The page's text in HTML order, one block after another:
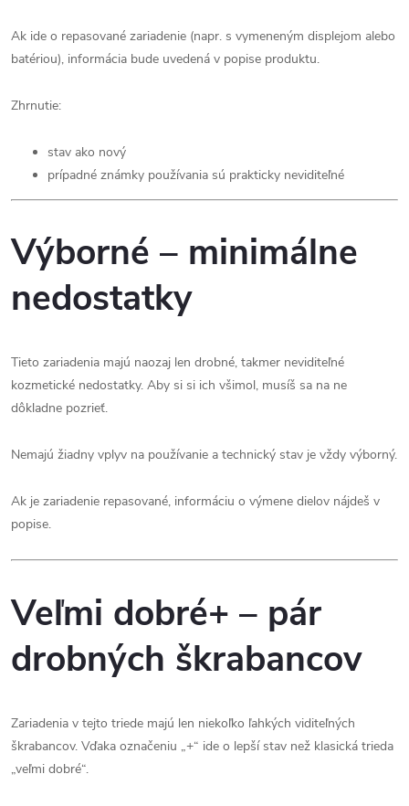
Ak ide o repasované zariadenie (napr. s vymeneným displejom alebo
batériou), informácia bude uvedená v popise produktu.
Zhrnutie:
stav ako nový
prípadné známky používania sú prakticky neviditeľné
Výborné – minimálne
nedostatky
Tieto zariadenia majú naozaj len drobné, takmer neviditeľné
kozmetické nedostatky. Aby si si ich všimol, musíš sa na ne
dôkladne pozrieť.
Nemajú žiadny vplyv na používanie a technický stav je vždy výborný.
Ak je zariadenie repasované, informáciu o výmene dielov nájdeš v
popise.
Veľmi dobré+ – pár
drobných škrabancov
Zariadenia v tejto triede majú len niekoľko ľahkých viditeľných
škrabancov. Vďaka označeniu „+“ ide o lepší stav než klasická trieda
„veľmi dobré“.